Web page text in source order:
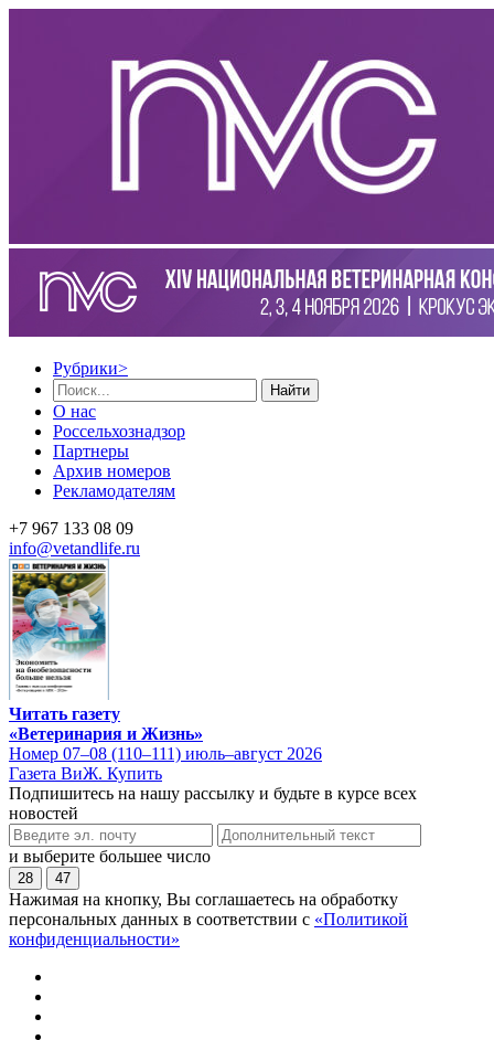
Рубрики>
Найти
О нас
Россельхознадзор
Партнеры
Архив номеров
Рекламодателям
+7 967 133 08 09
info@vetandlife.ru
Читать газету
«Ветеринария и Жизнь»
Номер 07–08 (110–111) июль–август 2026
Газета ВиЖ. Купить
Подпишитесь на нашу рассылку и будьте в курсе всех
новостей
и выберите большее число
28 47
Нажимая на кнопку, Вы соглашаетесь на обработку
персональных данных в соответствии с «Политикой
конфиденциальности»